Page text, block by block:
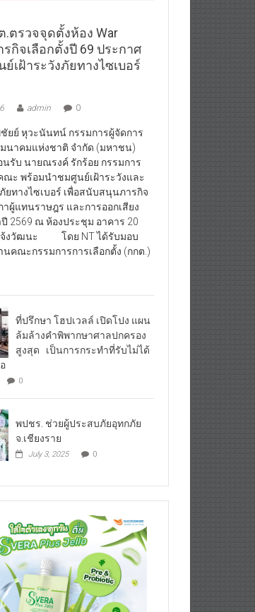
.ตรวจจุดตั้งห้อง War
กิจเลือกตั้งปี 69 ประกาศ
เฝ้าระวังภัยทางไซเบอร์
admin 0
หุวะนันทน์ กรรมการผู้จัดการ
นาคมแห่งชาติ จำกัด (มหาชน)
นรับ นายณรงค์ รักร้อย กรรมการ
ณะ พร้อมนำชมศูนย์เฝ้าระวังและ
ยทางไซเบอร์ เพื่อสนับสนุนภารกิจ
ผู้แทนราษฎร และการออกเสียง
2569 ณ ห้องประชุม อาคาร 20
จ้งวัฒนะ โดย NT ได้รับมอบ
คณะกรรมการการเลือกตั้ง (กกต.)
ที่ปรึกษา โฮปเวลล์ เปิดโปง แผน
ล้มล้างคำพิพากษาศาลปกครอง
สูงสุด เป็นการกระทำที่รับไม่ได้
0
พปชร. ช่วยผู้ประสบภัยอุทกภัย
จ.เชียงราย
July 3, 2025 0